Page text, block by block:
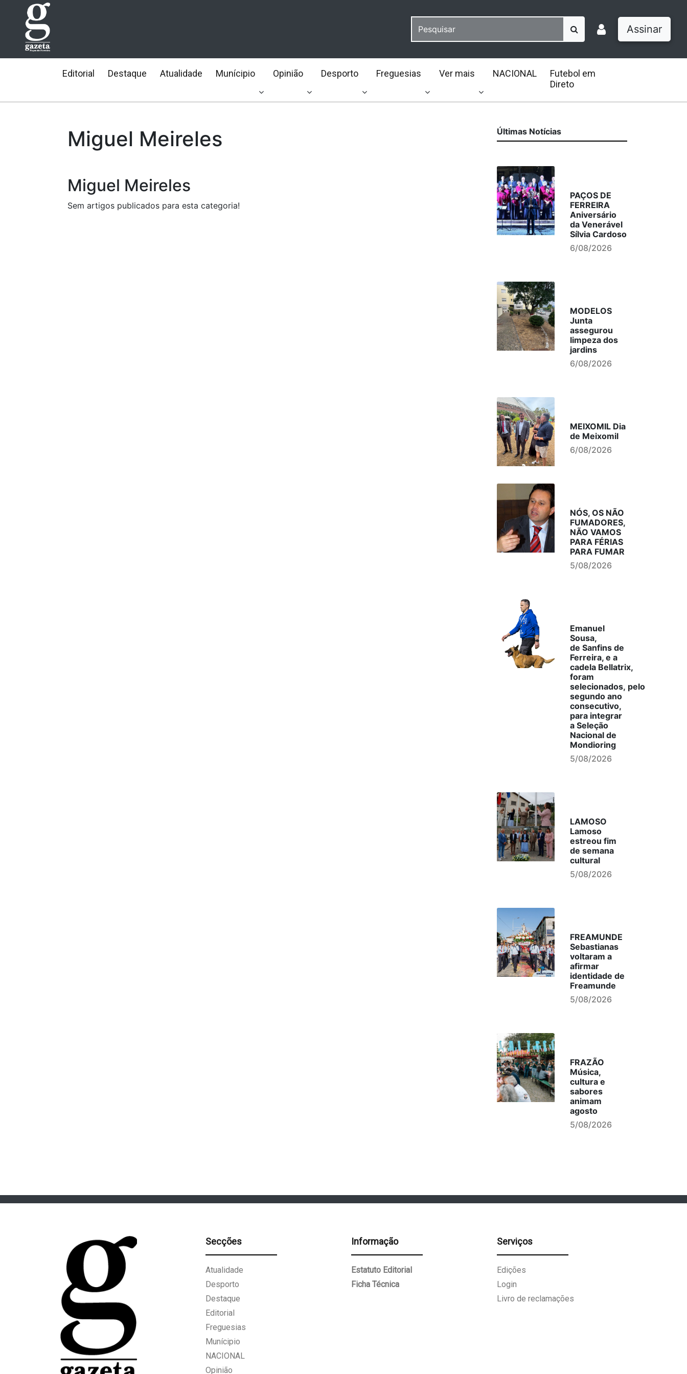
Assinar
Editorial Destaque Atualidade Munícipio Opinião Desporto Freguesias Ver mais NACIONAL
Futebol em
Direto
Miguel Meireles
Miguel Meireles
Sem artigos publicados para esta categoria!
Últimas Notícias
PAÇOS DE
FERREIRA
Aniversário
da Venerável
Sílvia Cardoso
6/08/2026
MODELOS
Junta
assegurou
limpeza dos
jardins
6/08/2026
MEIXOMIL Dia
de Meixomil
6/08/2026
NÓS, OS NÃO
FUMADORES,
NÃO VAMOS
PARA FÉRIAS
PARA FUMAR
5/08/2026
Emanuel
Sousa,
de Sanfins de
Ferreira, e a
cadela Bellatrix,
foram
selecionados, pelo
segundo ano
consecutivo,
para integrar
a Seleção
Nacional de
Mondioring
5/08/2026
LAMOSO
Lamoso
estreou fim
de semana
cultural
5/08/2026
FREAMUNDE
Sebastianas
voltaram a
afirmar
identidade de
Freamunde
5/08/2026
FRAZÃO
Música,
cultura e
sabores
animam
agosto
5/08/2026
Secções
Atualidade
Desporto
Destaque
Editorial
Freguesias
Munícipio
NACIONAL
Opinião
Informação
Estatuto Editorial
Ficha Técnica
Serviços
Edições
Login
Livro de reclamações